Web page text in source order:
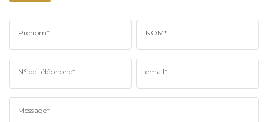
Prénom* NOM*
N° de téléphone* email*
Message*